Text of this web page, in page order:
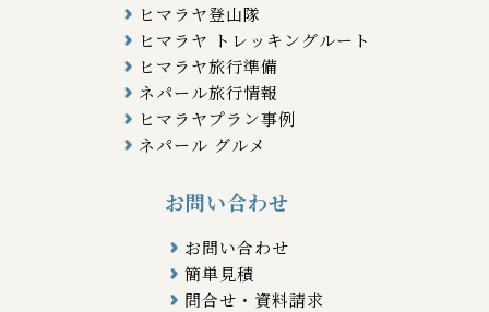
ヒマラヤ登山隊
ヒマラヤ トレッキングルート
ヒマラヤ旅行準備
ネパール旅行情報
ヒマラヤプラン事例
ネパール グルメ
お問い合わせ
お問い合わせ
簡単見積
問合せ・資料請求